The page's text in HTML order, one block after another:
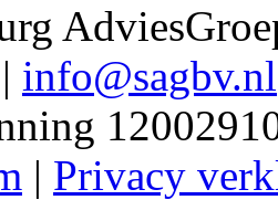
info@sagbv.nl
| Privacy